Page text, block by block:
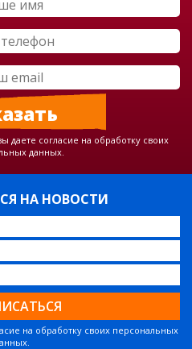
даете согласие на обработку своих
данных.
НА НОВОСТИ
на обработку своих персональных